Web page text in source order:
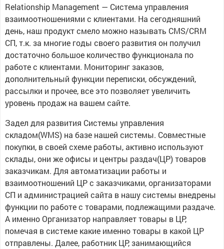
Relationship Management — Система управления
взаимоотношениями с клиентами. На сегодняшний
день, наш продукт смело можно называть CMS/CRM
СП, т.к. за многие годы своего развития он получил
достаточно большое количество функционала по
работе с клиентами. Мониторинг заказов,
дополнительный функции переписки, обсуждений,
рассылки и прочее, все это позволяет увеличить
уровень продаж на вашем сайте.
Задел для развития Системы управления
складом(WMS) на базе нашей системы. Совместные
покупки, в своей схеме работы, активно используют
склады, они же офисы и центры раздач(ЦР) товаров
заказчикам. Для автоматизации работы и
взаимоотношений ЦР с заказчиками, организаторами
СП и администрацией сайта в нашу системы внедрены
функции по работе с товарами, подлежащими раздаче.
А именно Организатор направляет товары в ЦР,
помечая в системе какие именно товары в какой ЦР
отправлены. Далее, работник ЦР, занимающийся